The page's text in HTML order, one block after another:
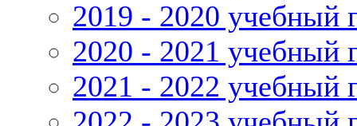
2019 - 2020 учебный
2020 - 2021 учебный
2021 - 2022 учебный